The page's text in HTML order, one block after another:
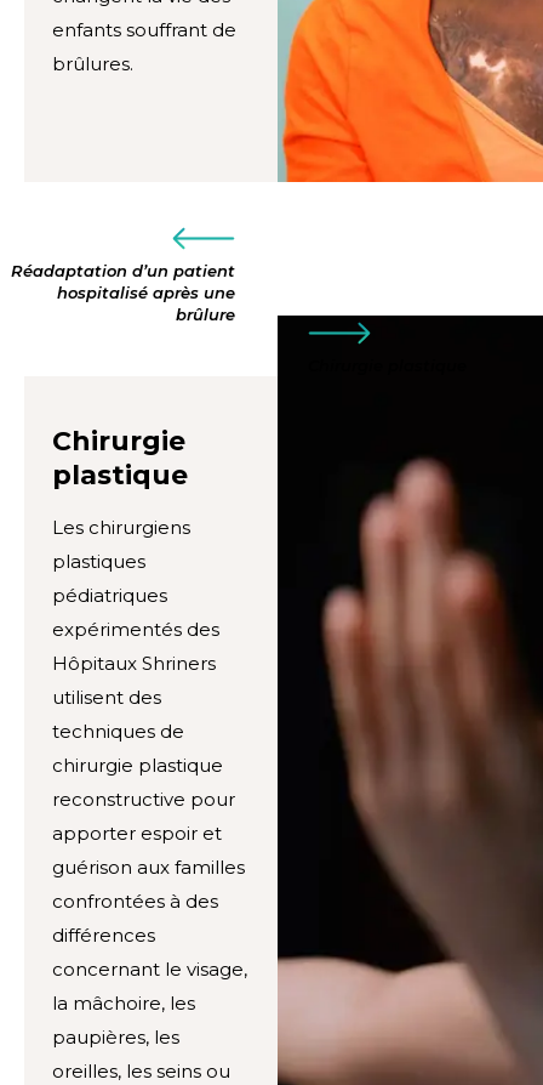
enfants souffrant de
brûlures.
Réadaptation d’un patient
hospitalisé après une
brûlure
Chirurgie
plastique
Les chirurgiens
plastiques
pédiatriques
expérimentés des
Hôpitaux Shriners
utilisent des
techniques de
chirurgie plastique
reconstructive pour
apporter espoir et
guérison aux familles
confrontées à des
différences
concernant le visage,
la mâchoire, les
paupières, les
oreilles, les seins ou